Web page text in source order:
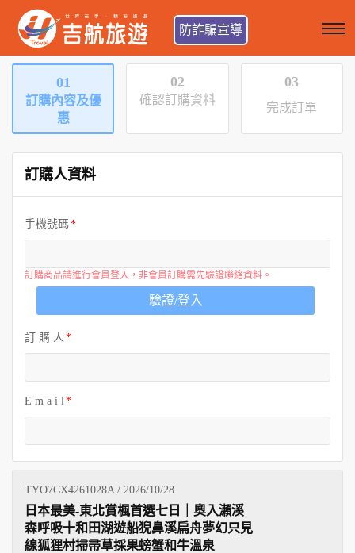
防詐騙宣導
01
訂購內容及優
惠
02
確認訂購資料
03
完成訂單
訂購人資料
手機號碼
訂購商品請進行會員登入，非會員訂購需先驗證聯絡資料。
驗證/登入
訂 購 人
E m a i l
TYO7CX4261028A / 2026/10/28
日本最美-東北賞楓首選七日｜奧入瀨溪
森呼吸十和田湖遊船猊鼻溪扁舟夢幻只見
線狐狸村掃帚草採果螃蟹和牛溫泉